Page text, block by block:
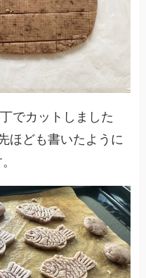
でカットしました
ほども書いたように